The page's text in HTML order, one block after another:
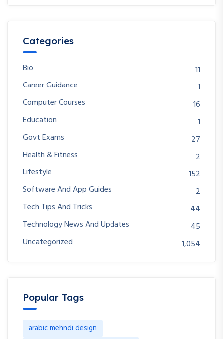
Categories
Bio
11
Career Guidance
1
Computer Courses
16
Education
1
Govt Exams
27
Health & Fitness
2
Lifestyle
152
Software And App Guides
2
Tech Tips And Tricks
44
Technology News And Updates
45
Uncategorized
1,054
Popular Tags
arabic mehndi design